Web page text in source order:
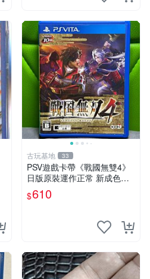
古玩基地 33
PSV遊戲卡帶《戰國無雙4》
日版原裝運作正常 新成色如
圖拍賣請先確認 成色拍賣一
經成交概不退換 PSV遊戲 卡
$610